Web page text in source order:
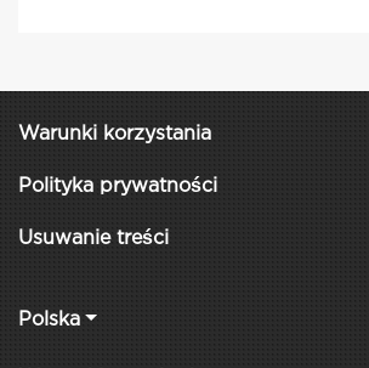
Warunki korzystania
Polityka prywatności
Usuwanie treści
Polska